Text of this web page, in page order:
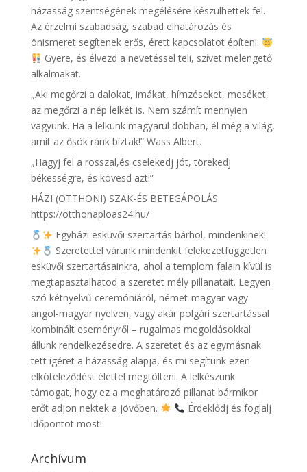
házasság szentségének megélésére készülhettek fel.
Az érzelmi szabadság, szabad elhatározás és
önismeret segítenek erős, érett kapcsolatot építeni.
Gyere, és élvezd a nevetéssel teli, szívet melengető
alkalmakat.
„Aki megőrzi a dalokat, imákat, hímzéseket, meséket,
az megőrzi a nép lelkét is. Nem számít mennyien
vagyunk. Ha a lelkünk magyarul dobban, él még a világ,
amit az ősök ránk bíztak!” Wass Albert.
„Hagyj fel a rosszal,és cselekedj jót, törekedj
békességre, és kövesd azt!”
HÁZI (OTTHONI) SZAK-ÉS BETEGÁPOLÁS
https://otthonaploas24.hu/
Egyházi esküvői szertartás bárhol, mindenkinek!
Szeretettel várunk mindenkit felekezetfüggetlen
esküvői szertartásainkra, ahol a templom falain kívül is
megtapasztalhatod a szeretet mély pillanatait. Legyen
szó kétnyelvű ceremóniáról, német-magyar vagy
angol-magyar nyelven, vagy akár polgári szertartással
kombinált eseményről – rugalmas megoldásokkal
állunk rendelkezésedre. A szeretet és az egymásnak
tett ígéret a házasság alapja, és mi segítünk ezen
elköteleződést élettel megtölteni. A lelkészünk
támogat, hogy ez a meghatározó pillanat bármikor
erőt adjon nektek a jövőben.
Érdeklődj és foglalj
időpontot most!
Archívum